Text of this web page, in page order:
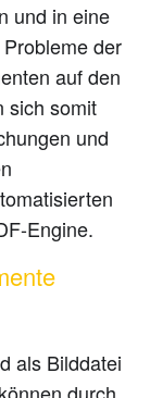
und in eine
der
auf den
sich somit
und
Engine.
als Bilddatei